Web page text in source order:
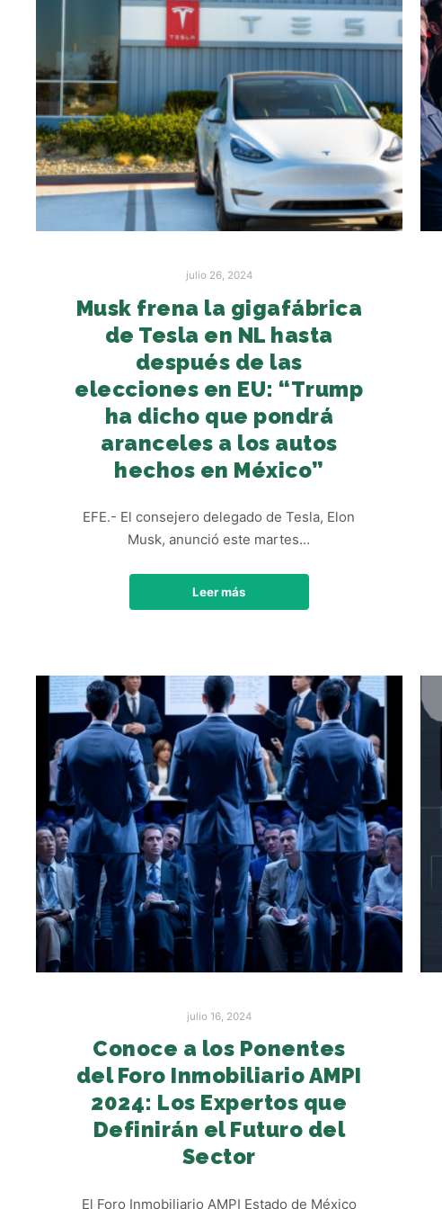
julio 26, 2024
Musk frena la gigafábrica
de Tesla en NL hasta
después de las
elecciones en EU: “Trump
ha dicho que pondrá
aranceles a los autos
hechos en México”
EFE.- El consejero delegado de Tesla, Elon
Musk, anunció este martes…
Leer más
julio 16, 2024
Conoce a los Ponentes
del Foro Inmobiliario AMPI
2024: Los Expertos que
Definirán el Futuro del
Sector
El Foro Inmobiliario AMPI Estado de México